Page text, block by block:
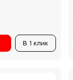
В 1 клик